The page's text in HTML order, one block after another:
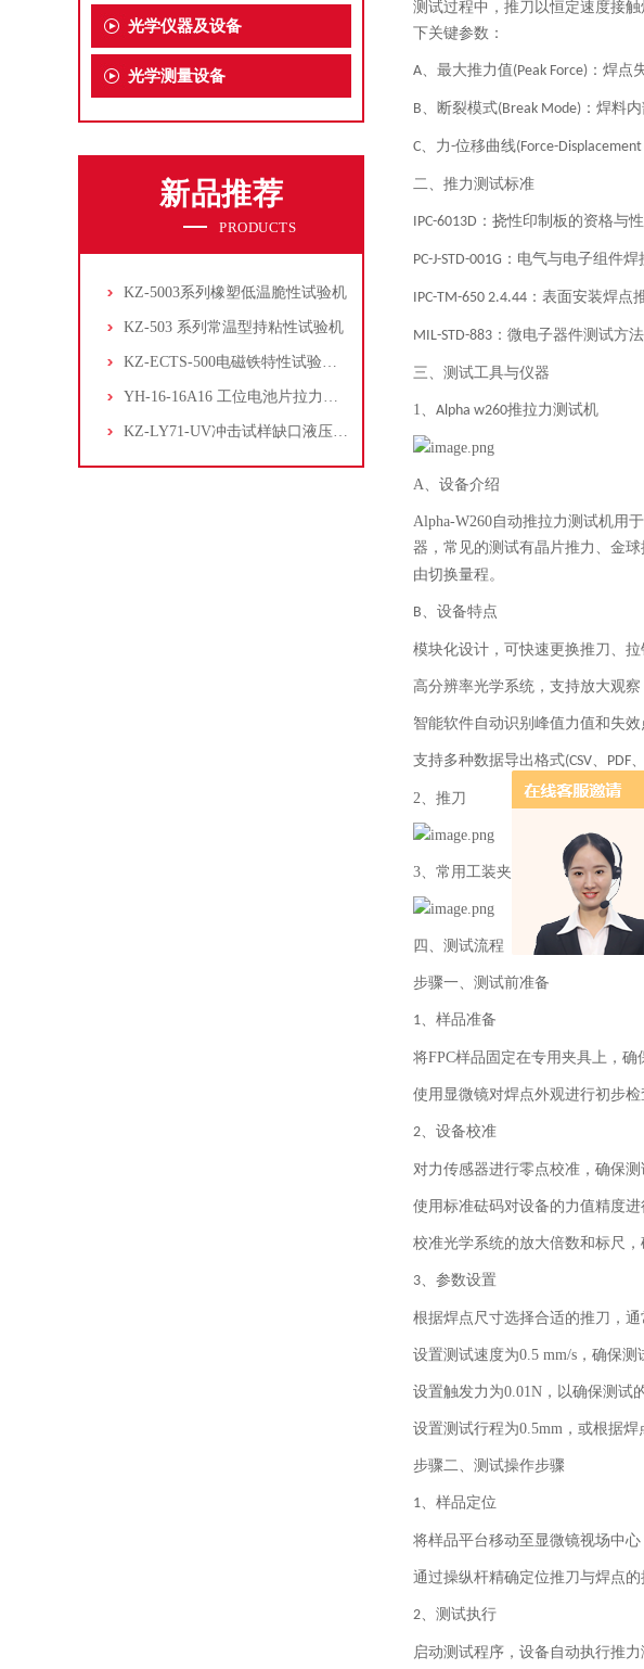
光学仪器及设备
光学测量设备
新品推荐
PRODUCTS
KZ-5003系列橡塑低温脆性试验机
KZ-503 系列常温型持粘性试验机
KZ-ECTS-500电磁铁特性试验系统
YH-16-16A16 工位电池片拉力试验机
KZ-LY71-UV冲击试样缺口液压拉床
测试过程中，推刀以恒定速度接
下关键参数：
A、最大推力值(Peak Force) ：焊点
B、断裂模式(Break Mode) ：焊料
C、力-位移曲线(Force-Displacement
二、推力测试标准
IPC-6013D ：挠性印制板的资格与
PC-J-STD-001G ：电气与电子组件焊
IPC-TM-650 2.4.44 ：表面安装焊点
MIL-STD-883 ：微电子器件测试方
三、测试工具与仪器
1、 Alpha w260推拉力测试机
A、设备介绍
Alpha-W260自动推拉力测试机用
器，常见的测试有晶片推力、金
由切换量程。
B、设备特点
模块化设计，可快速更换推刀、
高分辨率光学系统，支持放大观察
智能软件自动识别峰值力值和失效
支持多种数据导出格式(CSV、 PDF、
2、推刀
3、常用工装夹具
四、测试流程
步骤一、 测试前准备
1、 样品准备
将FPC样品固定在专用夹具上，确
使用显微镜对焊点外观进行初步
2、 设备校准
对力传感器进行零点校准，确保测
使用标准砝码对设备的力值精度
校准光学系统的放大倍数和标尺
3、 参数设置
根据焊点尺寸选择合适的推刀，
设置测试速度为0.5 mm/s ，确保
设置触发力为0.01N ，以确保测试
设置测试行程为0.5mm ，或根据
步骤二、 测试操作步骤
1、 样品定位
将样品平台移动至显微镜视场中
通过操纵杆精确定位推刀与焊点
2、 测试执行
启动测试程序，设备自动执行推